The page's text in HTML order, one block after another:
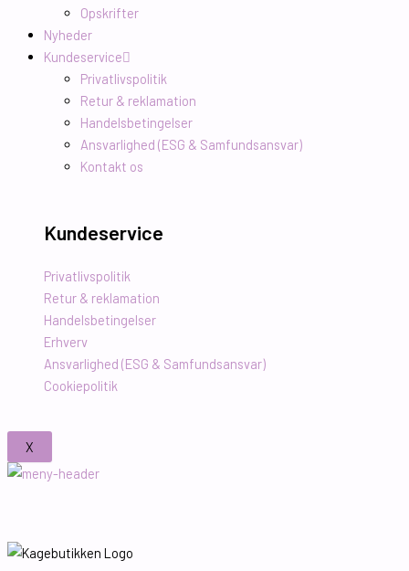
Opskrifter
Nyheder
Kundeservice
Privatlivspolitik
Retur & reklamation
Handelsbetingelser
Ansvarlighed (ESG & Samfundsansvar)
Kontakt os
Kundeservice
Privatlivspolitik
Retur & reklamation
Handelsbetingelser
Erhverv
Ansvarlighed (ESG & Samfundsansvar)
Cookiepolitik
X